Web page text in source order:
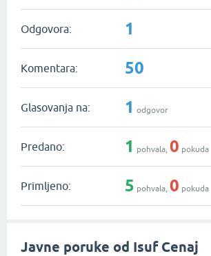
Odgovora: 1
Komentara: 50
Glasovanja na: 1 odgovor
Predano: 1 pohvala, 0 pokuda
Primljeno: 5 pohvala, 0 pokuda
Javne poruke od Isuf Cenaj